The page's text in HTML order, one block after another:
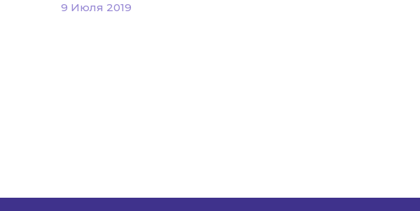
9 Июля 2019